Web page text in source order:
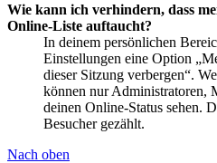
Wie kann ich verhindern, dass
Online-Liste auftaucht?
In deinem persönlichen
Einstellungen eine Option
dieser Sitzung verbergen“.
können nur Administratoren,
deinen Online-Status sehen.
Besucher gezählt.
Nach oben